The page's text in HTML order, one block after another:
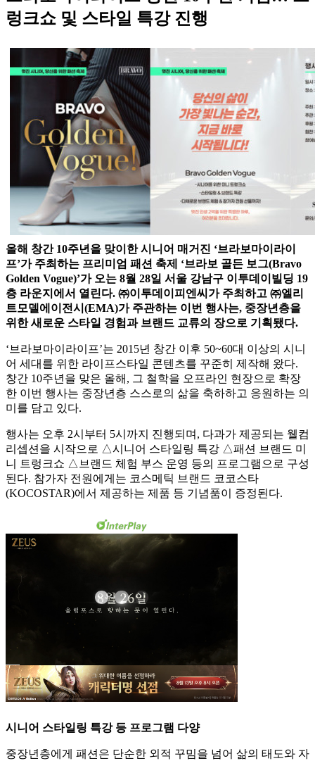
렁크쇼 및 스타일 특강 진행
올해 창간 10주년을 맞이한 시니어 매거진 ‘브라보마이라이
프’가 주최하는 프리미엄 패션 축제 ‘브라보 골든 보그(Bravo
Golden Vogue)’가 오는 8월 28일 서울 강남구 이투데이빌딩 19
층 라운지에서 열린다. ㈜이투데이피엔씨가 주최하고 ㈜엘리
트모델에이전시(EMA)가 주관하는 이번 행사는, 중장년층을
위한 새로운 스타일 경험과 브랜드 교류의 장으로 기획됐다.
‘브라보마이라이프’는 2015년 창간 이후 50~60대 이상의 시니
어 세대를 위한 라이프스타일 콘텐츠를 꾸준히 제작해 왔다.
창간 10주년을 맞은 올해, 그 철학을 오프라인 현장으로 확장
한 이번 행사는 중장년층 스스로의 삶을 축하하고 응원하는 의
미를 담고 있다.
행사는 오후 2시부터 5시까지 진행되며, 다과가 제공되는 웰컴
리셉션을 시작으로 △시니어 스타일링 특강 △패션 브랜드 미
니 트렁크쇼 △브랜드 체험 부스 운영 등의 프로그램으로 구성
된다. 참가자 전원에게는 코스메틱 브랜드 코코스타
(KOCOSTAR)에서 제공하는 제품 등 기념품이 증정된다.
시니어 스타일링 특강 등 프로그램 다양
중장년층에게 패션은 단순한 외적 꾸밈을 넘어 삶의 태도와 자